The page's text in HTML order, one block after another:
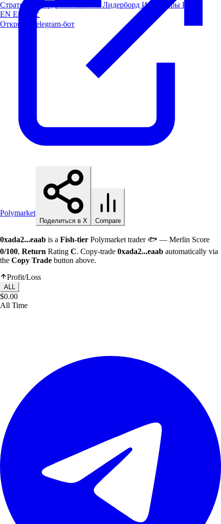
Стратегии Лидерборд Инсайдеры Блог
EN ES
中文
Открыть Telegram-бот
Polymarket
Поделиться в X Compare
0xada2...eaab is a Fish-tier Polymarket trader 🐟 — Merlin Score
0/100, Return Rating C. Copy-trade 0xada2...eaab automatically via
the Copy Trade button above.
Profit/Loss
ALL
$0.00
All Time